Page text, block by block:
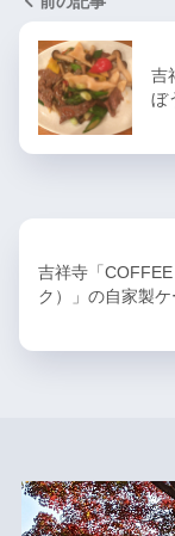
吉
ぼ
吉祥寺「
ク）」の自家製